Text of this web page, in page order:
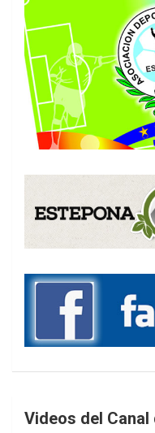
Videos del Canal